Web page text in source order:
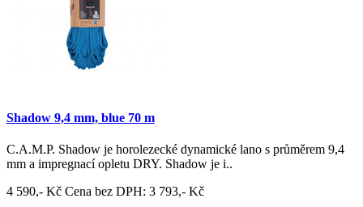
Shadow 9,4 mm, blue 70 m
C.A.M.P. Shadow je horolezecké dynamické lano s průměrem 9,4
mm a impregnací opletu DRY. Shadow je i..
4 590,- Kč Cena bez DPH: 3 793,- Kč